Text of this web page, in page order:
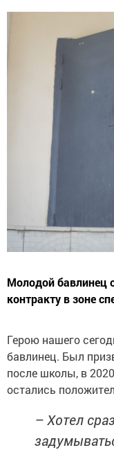
Молодой бавлинец
контракту в зоне
Герою нашего
бавлинец. Был
после школы, в
остались
– Хотел